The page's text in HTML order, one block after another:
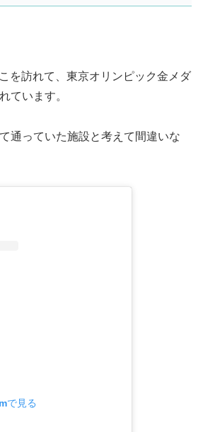
を訪れて、東京オリンピック金メダ
ています。
通っていた施設と考えて間違いな
で見る